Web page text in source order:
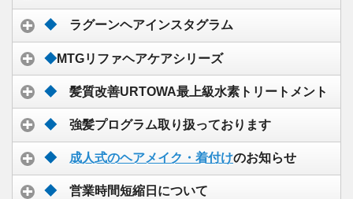
◆ ラグーンヘアインスタグラム
◆MTGリファヘアケアシリーズ
◆ 髪質改善URTOWA最上級水素トリートメント
◆ 強髪プログラム取り扱っております
◆ 成人式のヘアメイク・着付けのお知らせ
◆ 営業時間短縮日について